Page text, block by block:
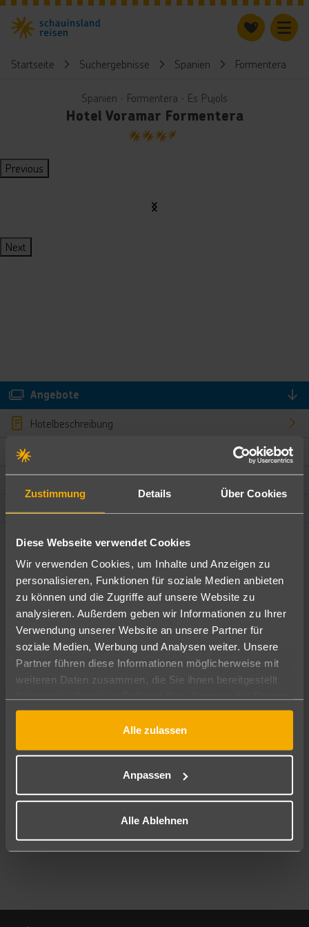
Zustimmung Details Über Cookies
Diese Webseite verwendet Cookies
Wir verwenden Cookies, um Inhalte und Anzeigen zu
personalisieren, Funktionen für soziale Medien anbieten
zu können und die Zugriffe auf unsere Website zu
analysieren. Außerdem geben wir Informationen zu Ihrer
Verwendung unserer Website an unsere Partner für
soziale Medien, Werbung und Analysen weiter. Unsere
Partner führen diese Informationen möglicherweise mit
weiteren Daten zusammen, die Sie ihnen bereitgestellt
gesammelt haben.
Alle zulassen
Anpassen
Alle Ablehnen
Startseite Suchergebnisse Spanien Formentera
Spanien ∙ Formentera ∙ Es Pujols
Hotel Voramar Formentera
3.5
Previous
Next
Angebote
Hotelbeschreibung
Bewertungen
Ändere die Kriterien nach deinen Wünschen
Pauschal Nur Hotel
Abflughafen
Alle Abflughäfen
08.08.26–06.08.27 7-21 Nächte
Mehr Filter anzeigen